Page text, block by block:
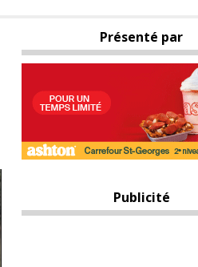
Présenté par
Publicité